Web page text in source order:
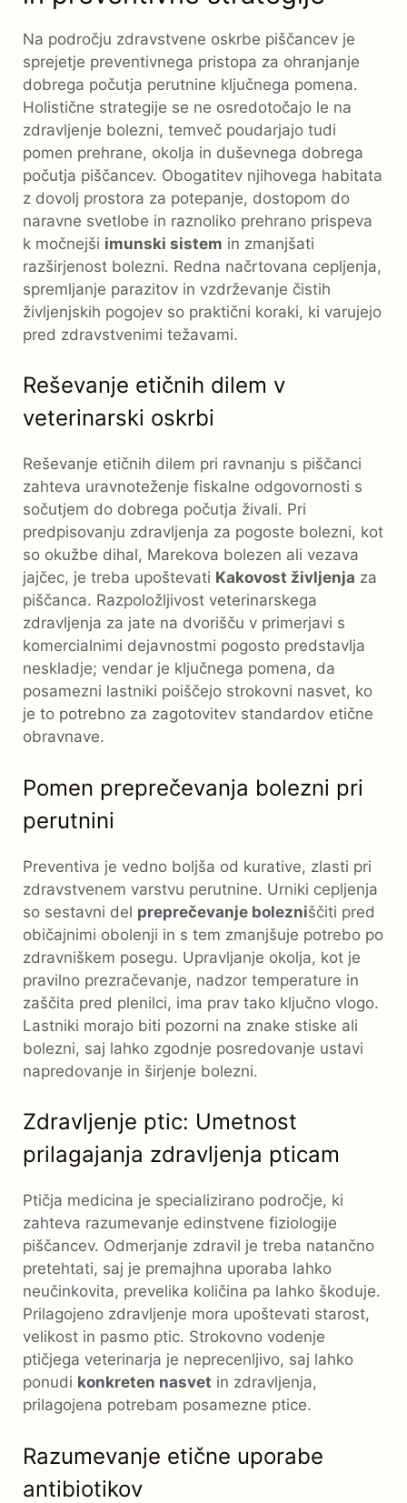
Na področju zdravstvene oskrbe piščancev je
sprejetje preventivnega pristopa za ohranjanje
dobrega počutja perutnine ključnega pomena.
Holistične strategije se ne osredotočajo le na
zdravljenje bolezni, temveč poudarjajo tudi
pomen prehrane, okolja in duševnega dobrega
počutja piščancev. Obogatitev njihovega habitata
z dovolj prostora za potepanje, dostopom do
naravne svetlobe in raznoliko prehrano prispeva
k močnejši imunski sistem in zmanjšati
razširjenost bolezni. Redna načrtovana cepljenja,
spremljanje parazitov in vzdrževanje čistih
življenjskih pogojev so praktični koraki, ki varujejo
pred zdravstvenimi težavami.
Reševanje etičnih dilem v
veterinarski oskrbi
Reševanje etičnih dilem pri ravnanju s piščanci
zahteva uravnoteženje fiskalne odgovornosti s
sočutjem do dobrega počutja živali. Pri
predpisovanju zdravljenja za pogoste bolezni, kot
so okužbe dihal, Marekova bolezen ali vezava
jajčec, je treba upoštevati Kakovost življenja za
piščanca. Razpoložljivost veterinarskega
zdravljenja za jate na dvorišču v primerjavi s
komercialnimi dejavnostmi pogosto predstavlja
neskladje; vendar je ključnega pomena, da
posamezni lastniki poiščejo strokovni nasvet, ko
je to potrebno za zagotovitev standardov etične
obravnave.
Pomen preprečevanja bolezni pri
perutnini
Preventiva je vedno boljša od kurative, zlasti pri
zdravstvenem varstvu perutnine. Urniki cepljenja
so sestavni del preprečevanje bolezniščiti pred
običajnimi obolenji in s tem zmanjšuje potrebo po
zdravniškem posegu. Upravljanje okolja, kot je
pravilno prezračevanje, nadzor temperature in
zaščita pred plenilci, ima prav tako ključno vlogo.
Lastniki morajo biti pozorni na znake stiske ali
bolezni, saj lahko zgodnje posredovanje ustavi
napredovanje in širjenje bolezni.
Zdravljenje ptic: Umetnost
prilagajanja zdravljenja pticam
Ptičja medicina je specializirano področje, ki
zahteva razumevanje edinstvene fiziologije
piščancev. Odmerjanje zdravil je treba natančno
pretehtati, saj je premajhna uporaba lahko
neučinkovita, prevelika količina pa lahko škoduje.
Prilagojeno zdravljenje mora upoštevati starost,
velikost in pasmo ptic. Strokovno vodenje
ptičjega veterinarja je neprecenljivo, saj lahko
ponudi konkreten nasvet in zdravljenja,
prilagojena potrebam posamezne ptice.
Razumevanje etične uporabe
antibiotikov